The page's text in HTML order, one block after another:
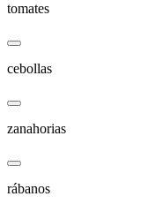
tomates
cebollas
zanahorias
rábanos